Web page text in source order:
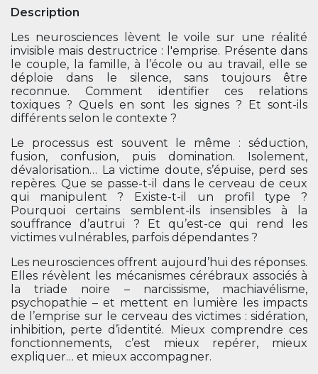
Description
Les neurosciences lèvent le voile sur une réalité
invisible mais destructrice : l'emprise. Présente dans
le couple, la famille, à l’école ou au travail, elle se
déploie dans le silence, sans toujours être
reconnue. Comment identifier ces relations
toxiques ? Quels en sont les signes ? Et sont-ils
différents selon le contexte ?
Le processus est souvent le même : séduction,
fusion, confusion, puis domination. Isolement,
dévalorisation… La victime doute, s’épuise, perd ses
repères. Que se passe-t-il dans le cerveau de ceux
qui manipulent ? Existe-t-il un profil type ?
Pourquoi certains semblent-ils insensibles à la
souffrance d’autrui ? Et qu’est-ce qui rend les
victimes vulnérables, parfois dépendantes ?
Les neurosciences offrent aujourd’hui des réponses.
Elles révèlent les mécanismes cérébraux associés à
la triade noire – narcissisme, machiavélisme,
psychopathie – et mettent en lumière les impacts
de l’emprise sur le cerveau des victimes : sidération,
inhibition, perte d’identité. Mieux comprendre ces
fonctionnements, c’est mieux repérer, mieux
expliquer… et mieux accompagner.